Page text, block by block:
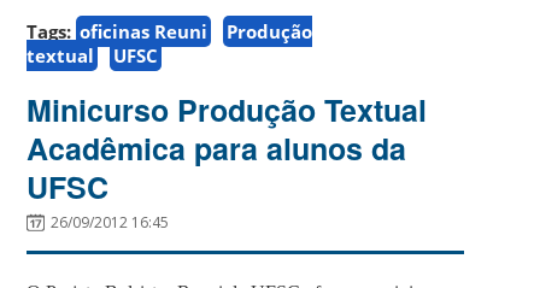
Tags: oficinas Reuni
Produção
textual
UFSC
Minicurso Produção Textual
Acadêmica para alunos da
UFSC
26/09/2012 16:45